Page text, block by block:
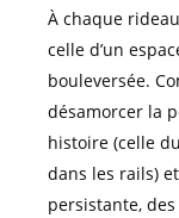
À chaque
celle d’un
bouleversée.
désamorcer la
histoire (celle
dans les rails)
persistante,